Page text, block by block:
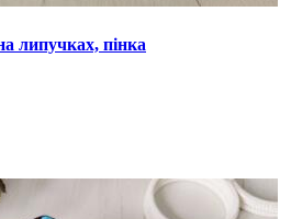
липучках, пінка